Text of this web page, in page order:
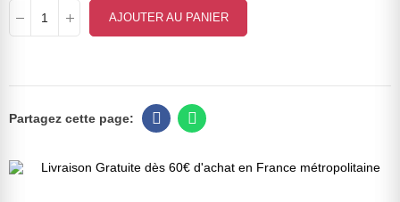
AJOUTER AU PANIER
Livraison Gratuite dès 60€ d'achat en France métropolitaine